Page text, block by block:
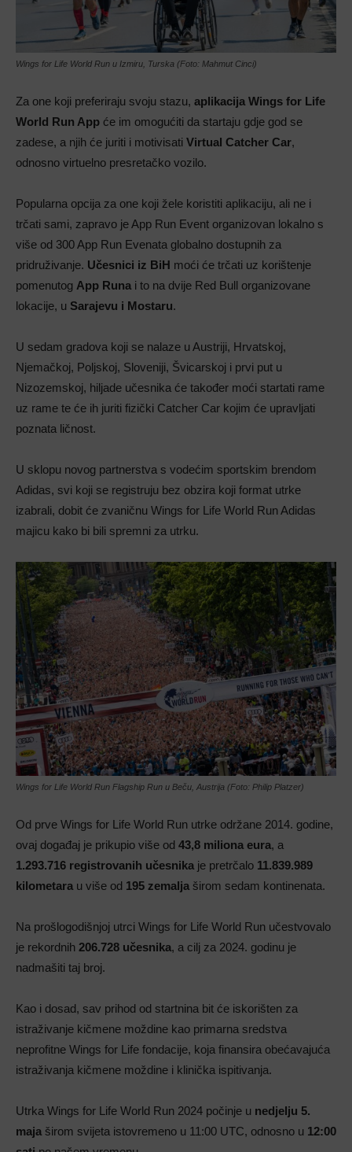
Wings for Life World Run u Izmiru, Turska (Foto: Mahmut Cinci)
Za one koji preferiraju svoju stazu, aplikacija Wings for Life
World Run App će im omogućiti da startaju gdje god se
zadese, a njih će juriti i motivisati Virtual Catcher Car,
odnosno virtuelno presretačko vozilo.
Popularna opcija za one koji žele koristiti aplikaciju, ali ne i
trčati sami, zapravo je App Run Event organizovan lokalno s
više od 300 App Run Evenata globalno dostupnih za
pridruživanje. Učesnici iz BiH moći će trčati uz korištenje
pomenutog App Runa i to na dvije Red Bull organizovane
lokacije, u Sarajevu i Mostaru.
U sedam gradova koji se nalaze u Austriji, Hrvatskoj,
Njemačkoj, Poljskoj, Sloveniji, Švicarskoj i prvi put u
Nizozemskoj, hiljade učesnika će također moći startati rame
uz rame te će ih juriti fizički Catcher Car kojim će upravljati
poznata ličnost.
U sklopu novog partnerstva s vodećim sportskim brendom
Adidas, svi koji se registruju bez obzira koji format utrke
izabrali, dobit će zvaničnu Wings for Life World Run Adidas
majicu kako bi bili spremni za utrku.
Wings for Life World Run Flagship Run u Beču, Austrija (Foto: Philip Platzer)
Od prve Wings for Life World Run utrke održane 2014. godine,
ovaj događaj je prikupio više od 43,8 miliona eura, a
1.293.716 registrovanih učesnika je pretrčalo 11.839.989
kilometara u više od 195 zemalja širom sedam kontinenata.
Na prošlogodišnjoj utrci Wings for Life World Run učestvovalo
je rekordnih 206.728 učesnika, a cilj za 2024. godinu je
nadmašiti taj broj.
Kao i dosad, sav prihod od startnina bit će iskorišten za
istraživanje kičmene moždine kao primarna sredstva
neprofitne Wings for Life fondacije, koja finansira obećavajuća
istraživanja kičmene moždine i klinička ispitivanja.
Utrka Wings for Life World Run 2024 počinje u nedjelju 5.
maja širom svijeta istovremeno u 11:00 UTC, odnosno u 12:00